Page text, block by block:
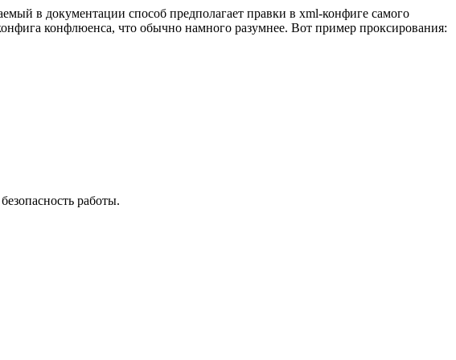
в документации способ предполагает правки в xml-конфиге самого
конфлюенса, что обычно намного разумнее. Вот пример проксирования:
работы.